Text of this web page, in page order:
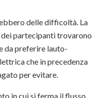
delle difficoltà. La
partecipanti trovarono
da preferire lauto-
che in precedenza
per evitare.
in cui si ferma il flusso